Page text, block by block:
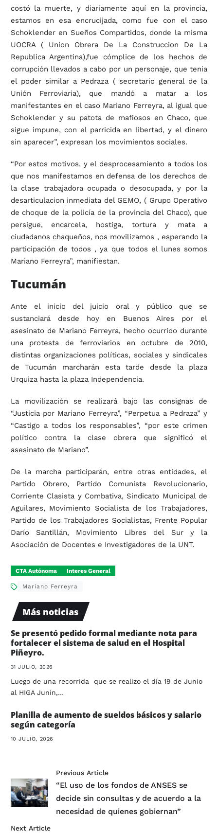
costó la muerte, y diariamente aquí en la provincia,
estamos en esa encrucijada, como fue con el caso
Schoklender en Sueños Compartidos, donde la misma
UOCRA ( Union Obrera De La Construccion De La
Republica Argentina),fue cómplice de los hechos de
corrupción llevados a cabo por un personaje, que tenia
el poder similar a Pedraza ( secretario general de la
Unión Ferroviaria), que mandó a matar a los
manifestantes en el caso Mariano Ferreyra, al igual que
Schoklender y su patota de mafiosos en Chaco, que
sigue impune, con el parricida en libertad, y el dinero
sin aparecer”, expresan los movimientos sociales.
“Por estos motivos, y el desprocesamiento a todos los
que nos manifestamos en defensa de los derechos de
la clase trabajadora ocupada o desocupada, y por la
desarticulacion inmediata del GEMO, ( Grupo Operativo
de choque de la policía de la provincia del Chaco), que
persigue, encarcela, hostiga, tortura y mata a
ciudadanos chaqueños, nos movilizamos , esperando la
participación de todos , ya que todos el lunes somos
Mariano Ferreyra”, manifiestan.
Tucumán
Ante el inicio del juicio oral y público que se
sustanciará desde hoy en Buenos Aires por el
asesinato de Mariano Ferreyra, hecho ocurrido durante
una protesta de ferroviarios en octubre de 2010,
distintas organizaciones políticas, sociales y sindicales
de Tucumán marcharán esta tarde desde la plaza
Urquiza hasta la plaza Independencia.
La movilización se realizará bajo las consignas de
“Justicia por Mariano Ferreyra”, “Perpetua a Pedraza” y
“Castigo a todos los responsables”, “por este crimen
político contra la clase obrera que significó el
asesinato de Mariano”.
De la marcha participarán, entre otras entidades, el
Partido Obrero, Partido Comunista Revolucionario,
Corriente Clasista y Combativa, Sindicato Municipal de
Aguilares, Movimiento Socialista de los Trabajadores,
Partido de los Trabajadores Socialistas, Frente Popular
Darío Santillán, Movimiento Libres del Sur y la
Asociación de Docentes e Investigadores de la UNT.
CTA Autónoma Interes General
Mariano Ferreyra
Más noticias
Se presentó pedido formal mediante nota para
fortalecer el sistema de salud en el Hospital
Piñeyro.
31 JULIO, 2026
Luego de una recorrida que se realizo el día 19 de Junio
al HIGA Junín,…
Planilla de aumento de sueldos básicos y salario
según categoría
10 JULIO, 2026
Previous Article
“El uso de los fondos de ANSES se
decide sin consultas y de acuerdo a la
necesidad de quienes gobiernan”
Next Article